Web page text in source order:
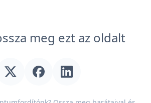
meg ezt az oldalt